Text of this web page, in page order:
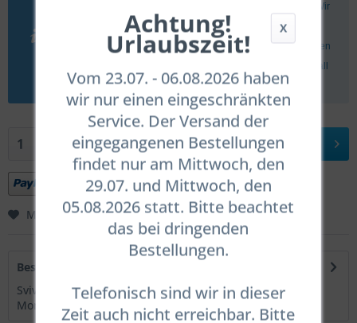
sein, gelten in aller Regel die angegebenen Lieferzeiten. Wir
müssen aber darauf hinweisen, daß es aufgrund der
angespannten Liefersituation in Ausnahmefällen zu längeren
Wartezeiten kommen kann. Wir informieren Euch in dem Fall
umgehend.
In den Warenkorb
Merken Bewerten
Beschreibung
Svivel Adapter 3/8" UNF Winkeladapter zur direkten
Montage an der ersten Stufe....
mehr
X
Achtung!
Urlaubszeit!
Vom 23.07. - 06.08.2026 haben
wir nur einen eingeschränkten
Service. Der Versand der
eingegangenen Bestellungen
findet nur am Mittwoch, den
29.07. und Mittwoch, den
05.08.2026 statt. Bitte beachtet
das bei dringenden
Bestellungen.
Telefonisch sind wir in dieser
Zeit auch nicht erreichbar. Bitte